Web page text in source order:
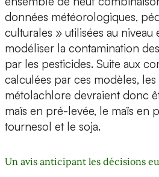
données météorologiques,
culturales » utilisées au
modéliser la contamination
par les pesticides. Suite aux
calculées par ces modèles,
métolachlore devraient donc
maïs en pré-levée, le maïs en
tournesol et le soja.
Un avis anticipant les décisions